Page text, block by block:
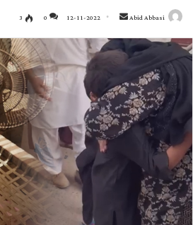
Abid Abbasi
Send
an
email
12-11-2022
0
3